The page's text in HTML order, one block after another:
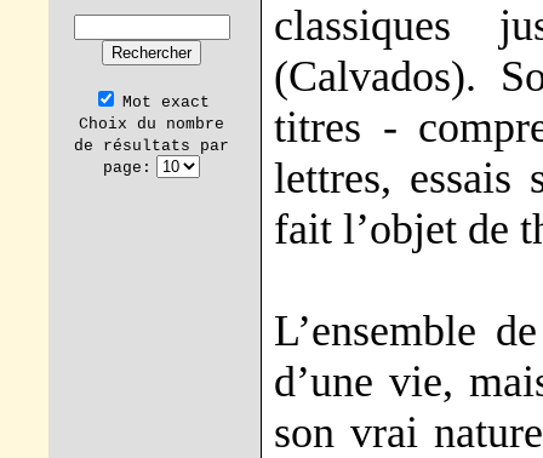
Mot exact
Choix du nombre
de résultats par
page:
classiques
(Calvados).
titres -
lettres, essais
fait l’objet de
L’ensemble
d’une vie,
son vrai